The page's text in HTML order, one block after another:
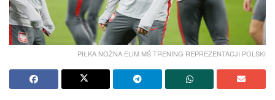
PIŁKA NOŻNA ELIM MŚ TRENING REPREZENTACJI POLSKI